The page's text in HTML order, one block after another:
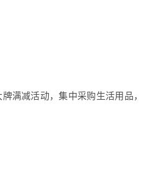
减活动，集中采购生活用品，